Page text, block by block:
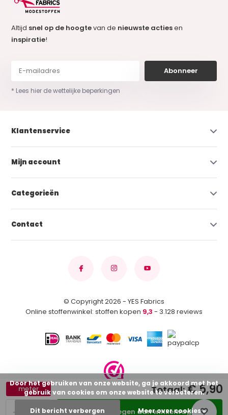
+
-
meter
Toevoegen aan winkelwagen
Totaal:€ 5,90
Altijd snel op de hoogtevan de nieuwste actiesen
inspiratie!
Abonneer
* Lees hier de wettelijke beperkingen
Klantenservice
Mijn account
Categorieën
Contact
© Copyright 2026 - YES Fabrics
Online stoffenwinkel: stoffen kopen 9,3 - 3.128 reviews
Door het gebruiken van onze website, ga je akkoord met het
gebruik van cookies om onze website te verbeteren.
Dit bericht verbergen Meer over cookies »